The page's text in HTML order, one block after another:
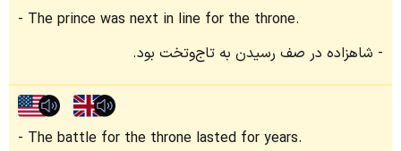
The prince was next in line for the throne.
شاهزاده در صف رسیدن به تاج‌وتخت بود.
The battle for the throne lasted for years.